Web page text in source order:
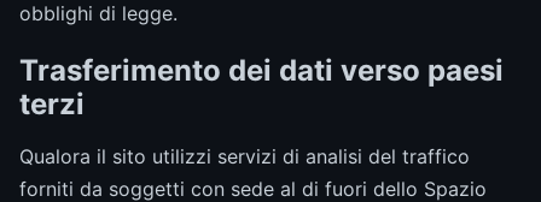
obblighi di legge.
Trasferimento dei dati verso paesi
terzi
Qualora il sito utilizzi servizi di analisi del traffico
forniti da soggetti con sede al di fuori dello Spazio